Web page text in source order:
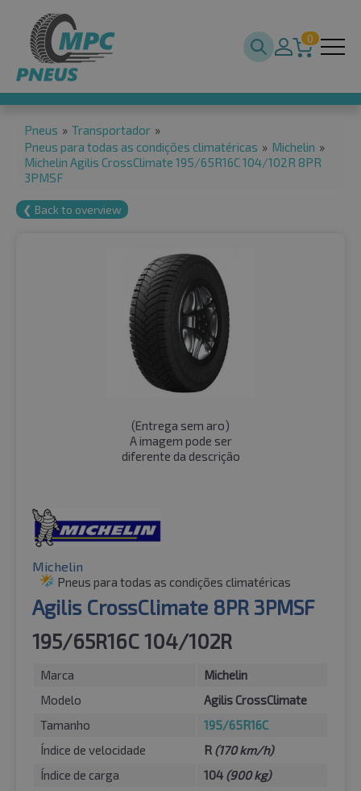
0
Pneus » Transportador »
Pneus para todas as condições climatéricas » Michelin »
Michelin Agilis CrossClimate 195/65R16C 104/102R 8PR
3PMSF
❮ Back to overview
(Entrega sem aro)
A imagem pode ser
diferente da descrição
Michelin
Pneus para todas as condições climatéricas
Agilis CrossClimate 8PR 3PMSF
195/65R16C 104/102R
Marca
Michelin
Modelo
Agilis CrossClimate
Tamanho
195/65R16C
Índice de velocidade
R (170 km/h)
Índice de carga
104 (900 kg)